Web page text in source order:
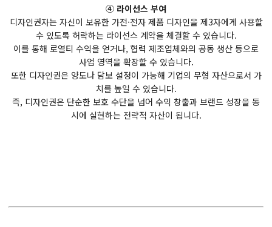
④ 라이선스 부여
디자인권자는 자신이 보유한 가전·전자 제품 디자인을 제3자에게 사용할
수 있도록 허락하는 라이선스 계약을 체결할 수 있습니다.
이를 통해 로열티 수익을 얻거나, 협력 제조업체와의 공동 생산 등으로
사업 영역을 확장할 수 있습니다.
또한 디자인권은 양도나 담보 설정이 가능해 기업의 무형 자산으로서 가
치를 높일 수 있습니다.
즉, 디자인권은 단순한 보호 수단을 넘어 수익 창출과 브랜드 성장을 동
시에 실현하는 전략적 자산이 됩니다.